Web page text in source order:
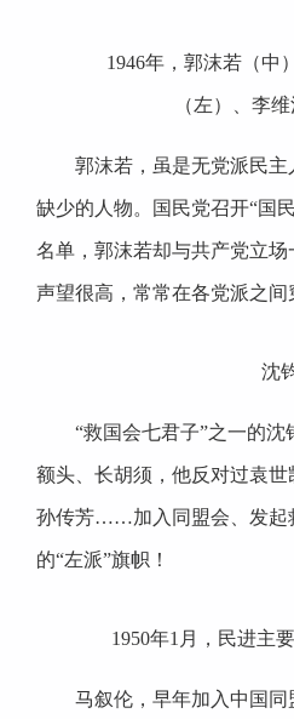
1946年，郭沫若（中
（左）、李维
郭沫若，虽是无党派民
缺少的人物。国民党召开“国
名单，郭沫若却与共产党立
声望很高，常常在各党派之间
沈
“救国会七君子”之一的
额头、长胡须，他反对过袁
孙传芳……加入同盟会、发
的“左派”旗帜！
1950年1月，民进主
马叙伦，早年加入中国